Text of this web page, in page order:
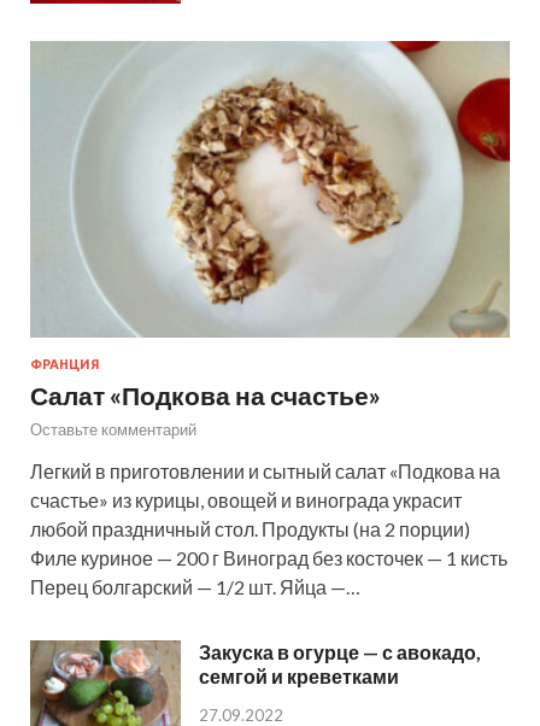
ФРАНЦИЯ
Салат «Подкова на счастье»
Оставьте комментарий
Легкий в приготовлении и сытный салат «Подкова на
счастье» из курицы, овощей и винограда украсит
любой праздничный стол. Продукты (на 2 порции)
Филе куриное — 200 г Виноград без косточек — 1 кисть
Перец болгарский — 1/2 шт. Яйца —…
Закуска в огурце — с авокадо,
семгой и креветками
27.09.2022